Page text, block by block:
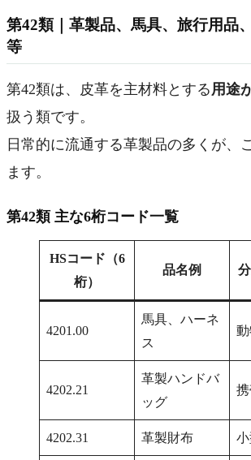
第42類｜革製品、馬具、旅行用品
等
第42類は、皮革を主材料とする 用途
扱う類です。
日常的に流通する革製品の多くが、
ます。
第42類 主な6桁コード一覧
HSコード（6
桁）
品名例
4201.00
馬具、ハーネ
ス
4202.21
革製ハンドバ
ッグ
4202.31 革製財布